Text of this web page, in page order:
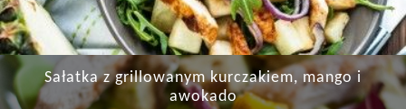
Sałatka z grillowanym kurczakiem, mango i
awokado